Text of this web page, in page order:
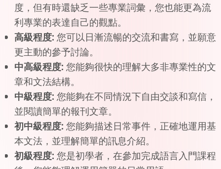
度，但有時還缺乏一些專業詞彙，您也能更為流
利專業的表達自己的觀點。
高級程度: 您可以日漸流暢的交流和書寫，並願意
更主動的參予討論。
中高級程度: 您能夠很快的理解大多非專業性的文
章和文法結構。
中級程度: 您能夠在不同情況下自由交談和寫信，
並閱讀簡單的報刊文章。
初中級程度: 您能夠描述日常事件，正確地運用基
本文法，並理解簡單的訊息介紹。
初級程度: 您是初學者，在參加完成語言入門課程